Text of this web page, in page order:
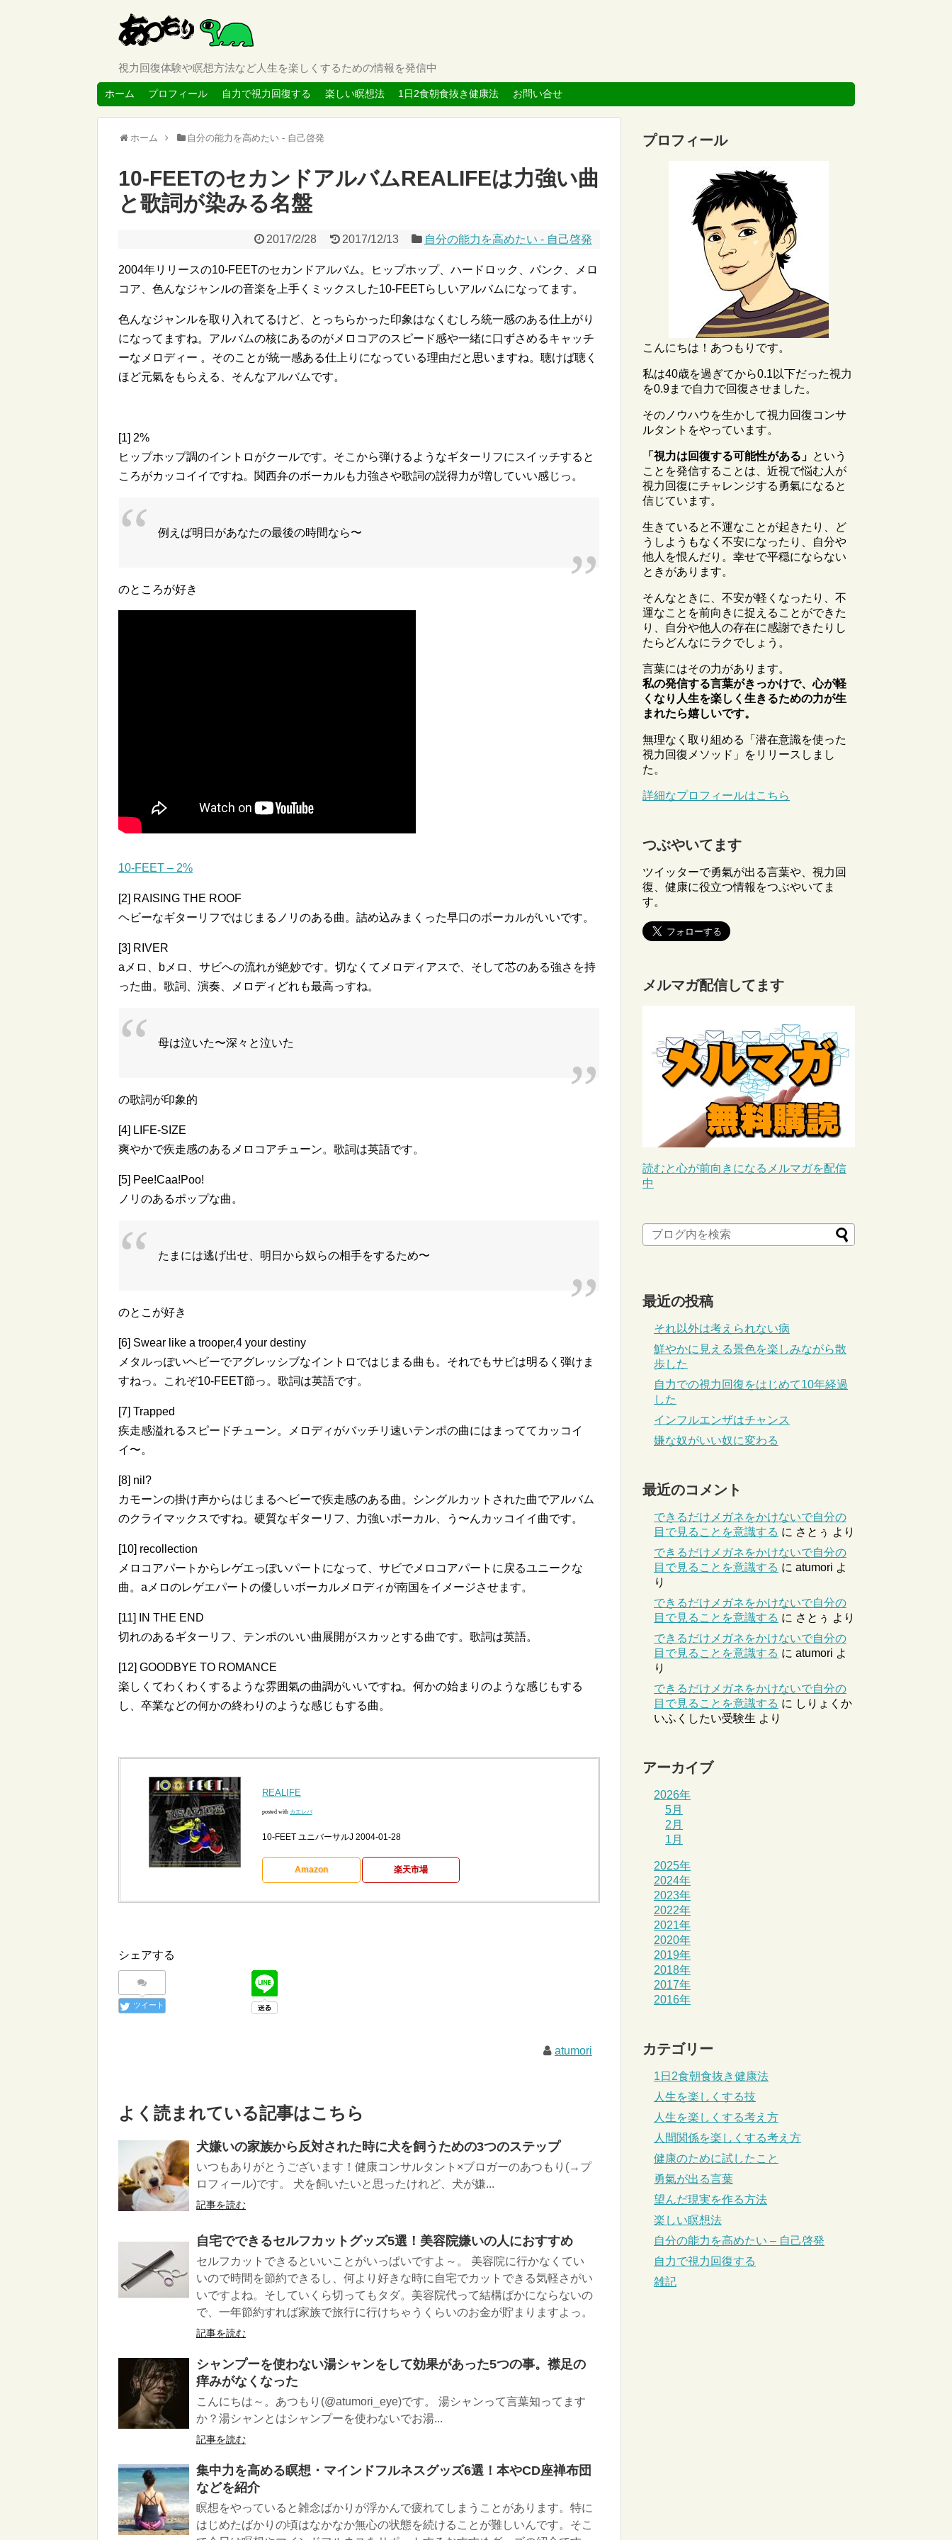
視力回復体験や瞑想方法など人生を楽しくするための情報を発信中
ホーム プロフィール 自力で視力回復する 楽しい瞑想法 1日2食朝食抜き健康法 お問い合せ
ホーム 自分の能力を高めたい - 自己啓発
10-FEETのセカンドアルバムREALIFEは力強い曲
と歌詞が染みる名盤
2017/2/28 2017/12/13 自分の能力を高めたい - 自己啓発
2004年リリースの10-FEETのセカンドアルバム。ヒップホップ、ハードロック、パンク、メロ
コア、色んなジャンルの音楽を上手くミックスした10-FEETらしいアルバムになってます。
色んなジャンルを取り入れてるけど、とっちらかった印象はなくむしろ統一感のある仕上がり
になってますね。アルバムの核にあるのがメロコアのスピード感や一緒に口ずさめるキャッチ
ーなメロディー 。そのことが統一感ある仕上りになっている理由だと思いますね。聴けば聴く
ほど元氣をもらえる、そんなアルバムです。
[1] 2%
ヒップホップ調のイントロがクールです。そこから弾けるようなギターリフにスイッチすると
ころがカッコイイですね。関西弁のボーカルも力強さや歌詞の説得力が増していい感じっ。
例えば明日があなたの最後の時間なら〜
のところが好き
10-FEET – 2%
[2] RAISING THE ROOF
ヘビーなギターリフではじまるノリのある曲。詰め込みまくった早口のボーカルがいいです。
[3] RIVER
aメロ、bメロ、サビへの流れが絶妙です。切なくてメロディアスで、そして芯のある強さを持
った曲。歌詞、演奏、メロディどれも最高っすね。
母は泣いた〜深々と泣いた
の歌詞が印象的
[4] LIFE-SIZE
爽やかで疾走感のあるメロコアチューン。歌詞は英語です。
[5] Pee!Caa!Poo!
ノリのあるポップな曲。
たまには逃げ出せ、明日から奴らの相手をするため〜
のとこが好き
[6] Swear like a trooper,4 your destiny
メタルっぽいヘビーでアグレッシブなイントロではじまる曲も。それでもサビは明るく弾けま
すねっ。これぞ10-FEET節っ。歌詞は英語です。
[7] Trapped
疾走感溢れるスピードチューン。メロディがバッチリ速いテンポの曲にはまっててカッコイ
イ〜。
[8] nil?
カモーンの掛け声からはじまるヘビーで疾走感のある曲。シングルカットされた曲でアルバム
のクライマックスですね。硬質なギターリフ、力強いボーカル、う〜んカッコイイ曲です。
[10] recollection
メロコアパートからレゲエっぽいパートになって、サビでメロコアパートに戻るユニークな
曲。aメロのレゲエパートの優しいボーカルメロディが南国をイメージさせます。
[11] IN THE END
切れのあるギターリフ、テンポのいい曲展開がスカッとする曲です。歌詞は英語。
[12] GOODBYE TO ROMANCE
楽しくてわくわくするような雰囲氣の曲調がいいですね。何かの始まりのような感じもする
し、卒業などの何かの終わりのような感じもする曲。
REALIFE
posted with カエレバ
10-FEET ユニバーサルJ 2004-01-28
Amazon 楽天市場
シェアする
ツイート
atumori
よく読まれている記事はこちら
犬嫌いの家族から反対された時に犬を飼うための3つのステップ
いつもありがとうございます！健康コンサルタント×ブロガーのあつもり(→プ
ロフィール)です。 犬を飼いたいと思ったけれど、犬が嫌...
記事を読む
自宅でできるセルフカットグッズ5選！美容院嫌いの人におすすめ
セルフカットできるといいことがいっぱいですよ～。 美容院に行かなくてい
いので時間を節約できるし、何より好きな時に自宅でカットできる気軽さがい
いですよね。そしていくら切ってもタダ。美容院代って結構ばかにならないの
で、一年節約すれば家族で旅行に行けちゃうくらいのお金が貯まりますよっ。
記事を読む
シャンプーを使わない湯シャンをして効果があった5つの事。襟足の
痒みがなくなった
こんにちは～。あつもり(@atumori_eye)です。 湯シャンって言葉知ってます
か？湯シャンとはシャンプーを使わないでお湯...
記事を読む
集中力を高める瞑想・マインドフルネスグッズ6選！本やCD座禅布団
などを紹介
瞑想をやっていると雑念ばかりが浮かんで疲れてしまうことがあります。特に
はじめたばかりの頃はなかなか無心の状態を続けることが難しいんです。そこ
プロフィール
こんにちは！あつもりです。
私は40歳を過ぎてから0.1以下だった視力
を0.9まで自力で回復させました。
そのノウハウを生かして視力回復コンサ
ルタントをやっています。
「視力は回復する可能性がある」 という
ことを発信することは、近視で悩む人が
視力回復にチャレンジする勇氣になると
信じています。
生きていると不運なことが起きたり、ど
うしようもなく不安になったり、自分や
他人を恨んだり。幸せで平穏にならない
ときがあります。
そんなときに、不安が軽くなったり、不
運なことを前向きに捉えることができた
り、自分や他人の存在に感謝できたりし
たらどんなにラクでしょう。
言葉にはその力があります。
私の発信する言葉がきっかけで、心が軽
くなり人生を楽しく生きるための力が生
まれたら嬉しいです。
無理なく取り組める「潜在意識を使った
視力回復メソッド」をリリースしまし
た。
詳細なプロフィールはこちら
つぶやいてます
ツイッターで勇氣が出る言葉や、視力回
復、健康に役立つ情報をつぶやいてま
す。
メルマガ配信してます
読むと心が前向きになるメルマガを配信
中
最近の投稿
それ以外は考えられない病
鮮やかに見える景色を楽しみながら散
歩した
自力での視力回復をはじめて10年経過
した
インフルエンザはチャンス
嫌な奴がいい奴に変わる
最近のコメント
できるだけメガネをかけないで自分の
目で見ることを意識する に さとぅ より
できるだけメガネをかけないで自分の
目で見ることを意識する に atumori よ
り
できるだけメガネをかけないで自分の
目で見ることを意識する に さとぅ より
できるだけメガネをかけないで自分の
目で見ることを意識する に atumori よ
り
できるだけメガネをかけないで自分の
目で見ることを意識する に しりょくか
いふくしたい受験生 より
アーカイブ
2026年
5月
2月
1月
2025年
2024年
2023年
2022年
2021年
2020年
2019年
2018年
2017年
2016年
カテゴリー
1日2食朝食抜き健康法
人生を楽しくする技
人生を楽しくする考え方
人間関係を楽しくする考え方
健康のために試したこと
勇氣が出る言葉
望んだ現実を作る方法
楽しい瞑想法
自分の能力を高めたい – 自己啓発
自力で視力回復する
雑記